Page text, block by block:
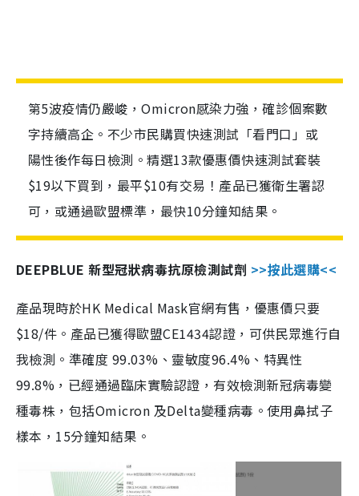
第5波疫情仍嚴峻，Omicron感染力強，確診個案數
字持續高企。不少市民購買快速測試「看門口」或
陽性後作每日檢測。精選13款優惠價快速測試套裝
$19以下買到，最平$10有交易！產品已獲衛生署認
可，或通過歐盟標準，最快10分鐘知結果。
DEEPBLUE 新型冠狀病毒抗原檢測試劑 >>按此選購<<
產品現時於HK Medical Mask官網有售，優惠價只要
$18/件。產品已獲得歐盟CE1434認證，可供民眾進行自
我檢測。準確度 99.03%、靈敏度96.4%、特異性
99.8%，已經通過臨床實驗認證，有效檢測新冠病毒變
種毒株，包括Omicron 及Delta變種病毒。使用鼻拭子
樣本，15分鐘知結果。